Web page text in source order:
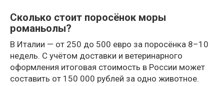
Сколько стоит поросёнок моры
романьолы?
В Италии — от 250 до 500 евро за поросёнка 8–10
недель. С учётом доставки и ветеринарного
оформления итоговая стоимость в России может
составить от 150 000 рублей за одно животное.